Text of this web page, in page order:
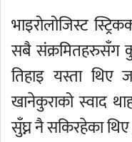
भाइरोलोजिस्ट
सबै संक्रमितहरुसँग
तिहाइ यस्ता
खानेकुराको स्वाद
सुँघ्न नै सकिरहेका थिए